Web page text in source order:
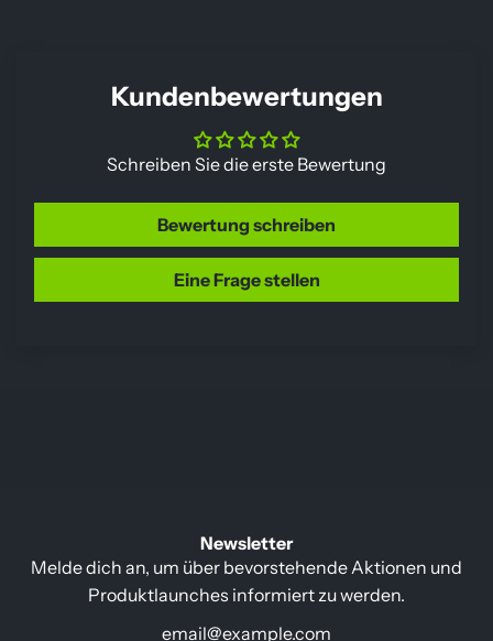
Kundenbewertungen
Schreiben Sie die erste Bewertung
Bewertung schreiben
Eine Frage stellen
Newsletter
Melde dich an, um über bevorstehende Aktionen und
Produktlaunches informiert zu werden.